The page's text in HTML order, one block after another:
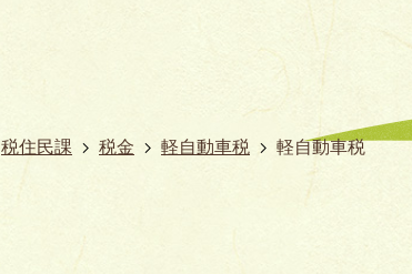
税住民課 税金 軽自動車税 軽自動車税